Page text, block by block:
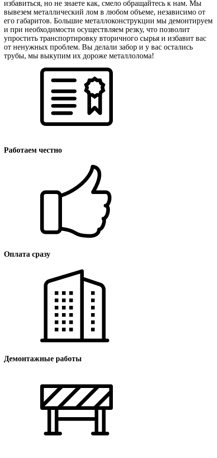
избавиться, но не знаете как, смело обращайтесь к нам. Мы
вывезем металлический лом в любом объеме, независимо от
его габаритов. Большие металлоконструкции мы демонтируем
и при необходимости осуществляем резку, что позволит
упростить транспортировку вторичного сырья и избавит вас
от ненужных проблем. Вы делали забор и у вас остались
трубы, мы выкупим их дороже металлолома!
Работаем честно
Оплата сразу
Демонтажные работы